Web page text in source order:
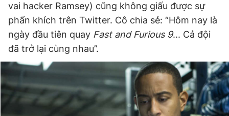
vai hacker Ramsey) cũng không giấu được sự
phấn khích trên Twitter. Cô chia sẻ: “Hôm nay là
ngày đầu tiên quay Fast and Furious 9... Cả đội
đã trở lại cùng nhau”.